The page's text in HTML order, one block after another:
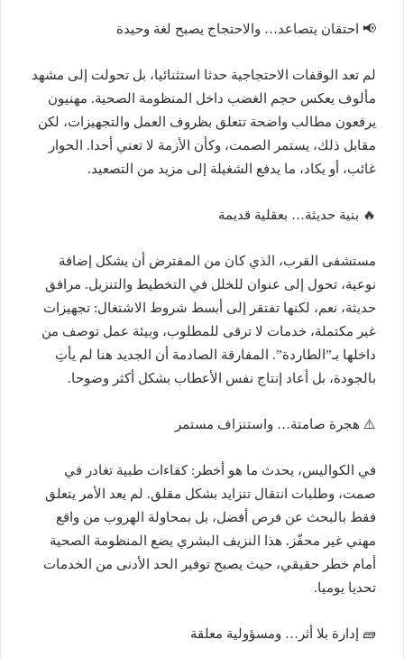
📢 احتقان يتصاعد… والاحتجاج يصبح لغة وحيدة
لم تعد الوقفات الاحتجاجية حدثا استثنائيا، بل تحولت إلى مشهد
مألوف يعكس حجم الغضب داخل المنظومة الصحية. مهنيون
يرفعون مطالب واضحة تتعلق بظروف العمل والتجهيزات، لكن
مقابل ذلك، يستمر الصمت، وكأن الأزمة لا تعني أحدا. الحوار
غائب، أو يكاد، ما يدفع الشغيلة إلى مزيد من التصعيد.
🔥 بنية حديثة… بعقلية قديمة
مستشفى القرب، الذي كان من المفترض أن يشكل إضافة
نوعية، تحول إلى عنوان للخلل في التخطيط والتنزيل. مرافق
حديثة، نعم، لكنها تفتقر إلى أبسط شروط الاشتغال: تجهيزات
غير مكتملة، خدمات لا ترقى للمطلوب، وبيئة عمل توصف من
داخلها بـ”الطاردة”. المفارقة الصادمة أن الجديد هنا لم يأتِ
بالجودة، بل أعاد إنتاج نفس الأعطاب بشكل أكثر وضوحا.
⚠️ هجرة صامتة… واستنزاف مستمر
في الكواليس، يحدث ما هو أخطر: كفاءات طبية تغادر في
صمت، وطلبات انتقال تتزايد بشكل مقلق. لم يعد الأمر يتعلق
فقط بالبحث عن فرص أفضل، بل بمحاولة الهروب من واقع
مهني غير محفّز. هذا النزيف البشري يضع المنظومة الصحية
أمام خطر حقيقي، حيث يصبح توفير الحد الأدنى من الخدمات
تحديا يوميا.
🧱 إدارة بلا أثر… ومسؤولية معلقة